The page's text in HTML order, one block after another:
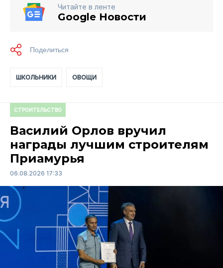
Читайте в ленте
Google Новости
ШКОЛЬНИКИ ОВОЩИ
СТРОИТЕЛЬСТВО
Василий Орлов вручил
награды лучшим строителям
Приамурья
06.08.2026 17:33